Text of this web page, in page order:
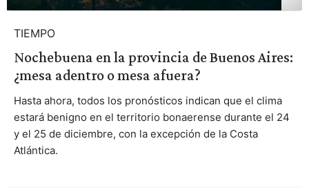
TIEMPO
Nochebuena en la provincia de Buenos Aires:
¿mesa adentro o mesa afuera?
Hasta ahora, todos los pronósticos indican que el clima
estará benigno en el territorio bonaerense durante el 24
y el 25 de diciembre, con la excepción de la Costa
Atlántica.